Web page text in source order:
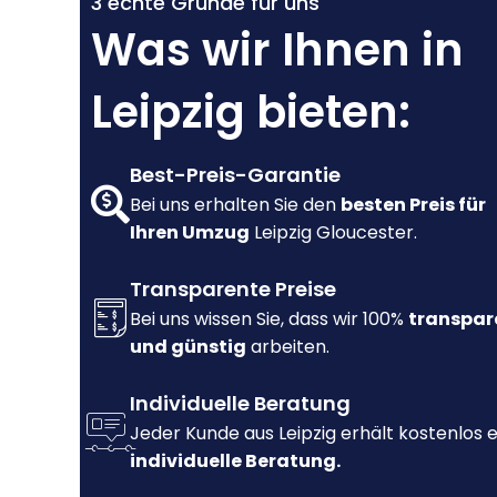
Was wir Ihnen in
Leipzig bieten:
Best-Preis-Garantie
Bei uns erhalten Sie den besten Preis für
Ihren Umzug Leipzig Gloucester.
Transparente Preise
Bei uns wissen Sie, dass wir 100%
und günstig arbeiten.
Individuelle Beratung
Jeder Kunde aus Leipzig erhält kostenlos
individuelle Beratung.